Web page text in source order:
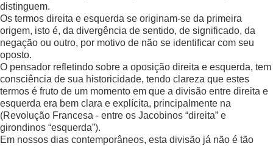
distinguem.
Os termos direita e esquerda se originam-se da primeira
origem, isto é, da divergência de sentido, de significado, da
negação ou outro, por motivo de não se identificar com seu
oposto.
O pensador refletindo sobre a oposição direita e esquerda, tem
consciência de sua historicidade, tendo clareza que estes
termos é fruto de um momento em que a divisão entre direita e
esquerda era bem clara e explícita, principalmente na
(Revolução Francesa - entre os Jacobinos “direita” e
girondinos “esquerda”).
Em nossos dias contemporâneos, esta divisão já não é tão